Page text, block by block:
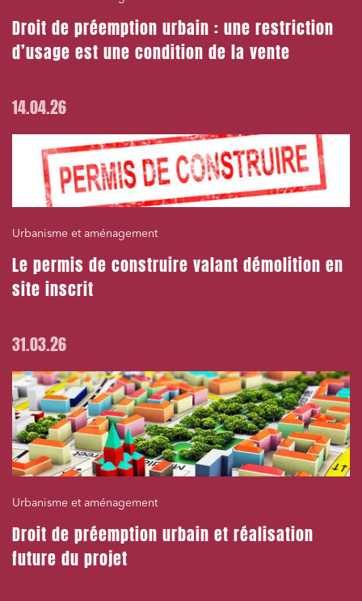
Droit de préemption urbain : une restriction
d’usage est une condition de la vente
14.04.26
Urbanisme et aménagement
Le permis de construire valant démolition en
site inscrit
31.03.26
Urbanisme et aménagement
Droit de préemption urbain et réalisation
future du projet